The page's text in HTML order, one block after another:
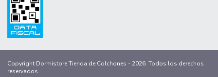
Copyright Dormistore Tienda de Colchones - 2026. Todos los derechos
reservados.